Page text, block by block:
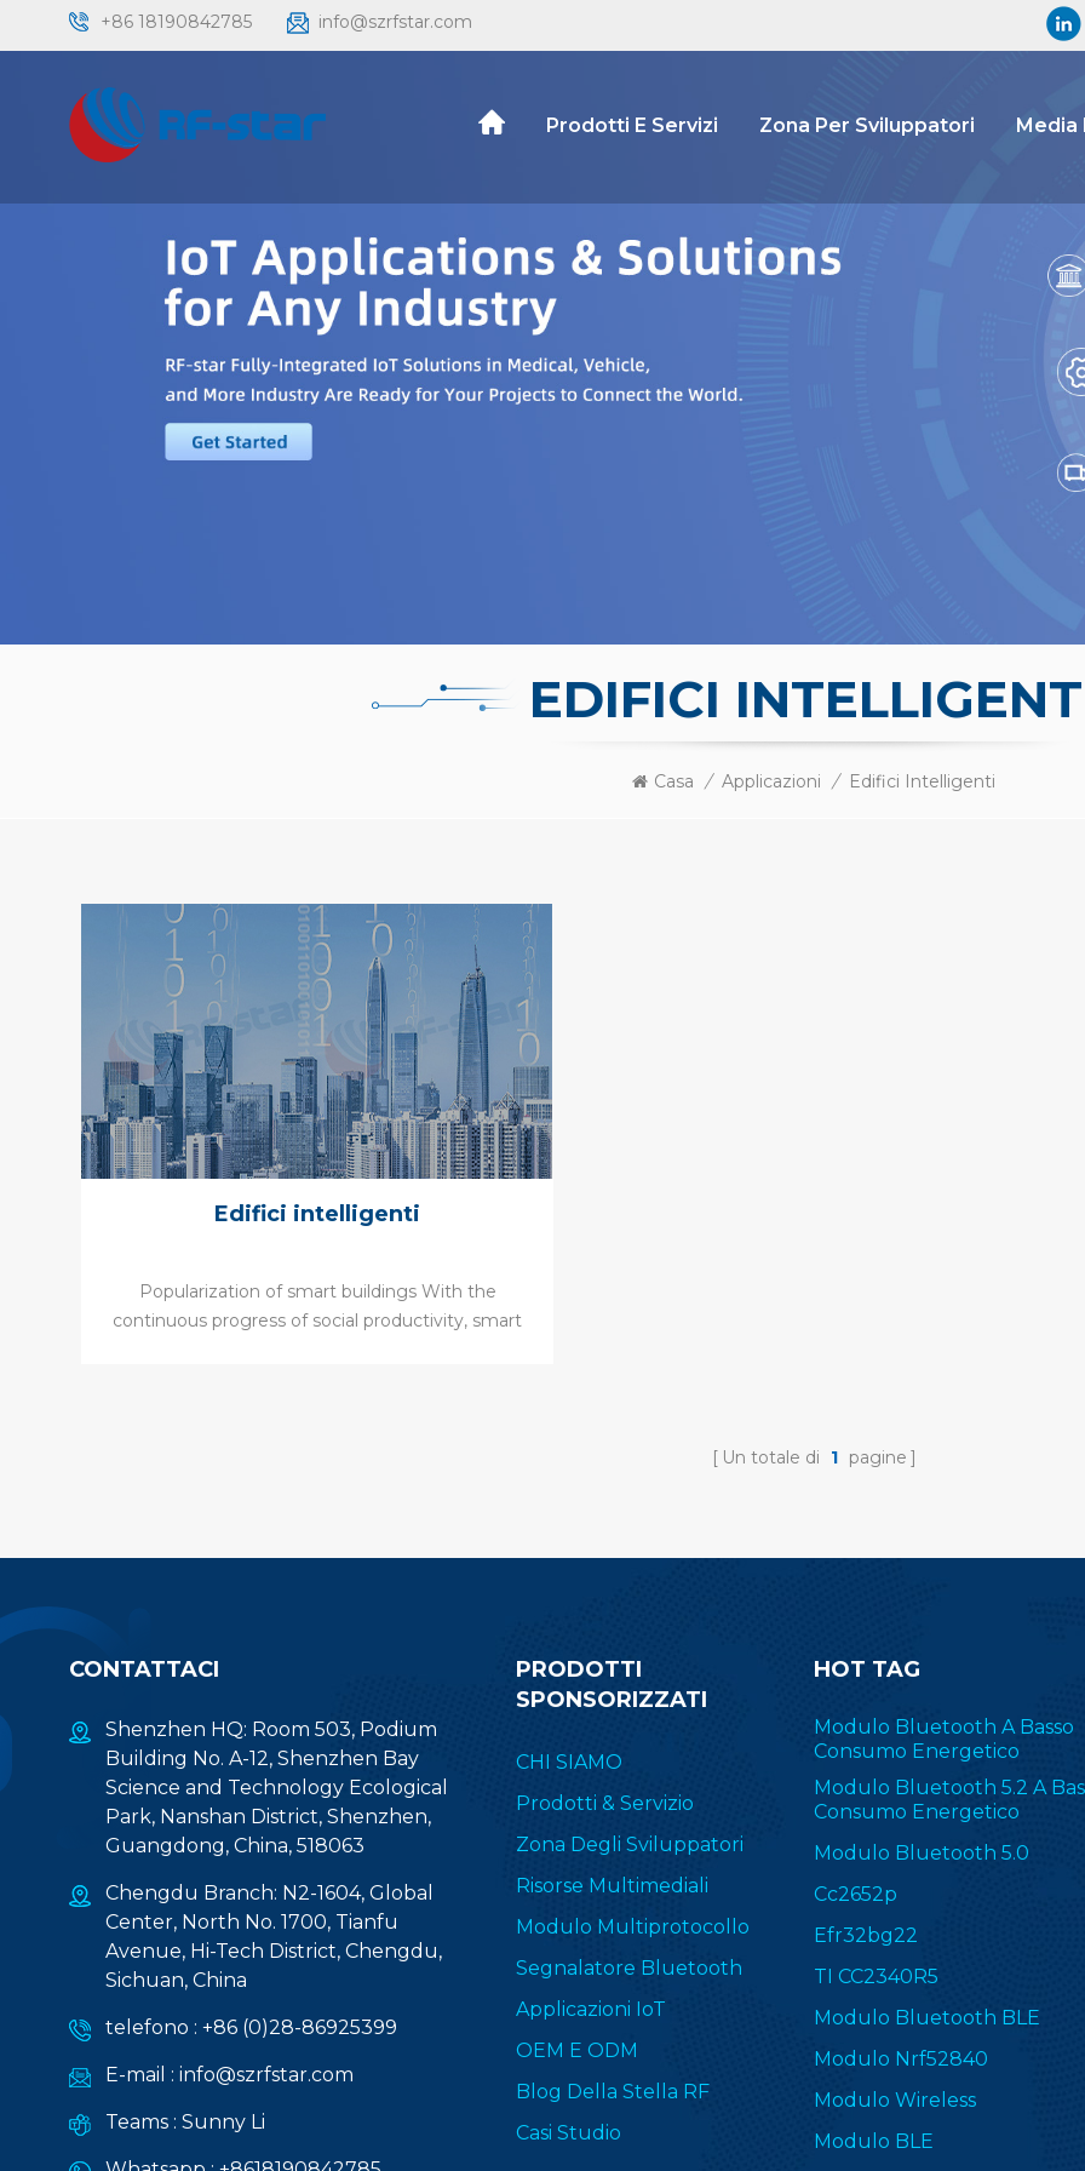
+86 18190842785 info@szrfstar.com
Prodotti E Servizi Zona Per Sviluppatori Media
EDIFICI
Casa / Applicazioni / Edifici Intelligenti
Edifici intelligenti
Popularization of smart buildings With the
continuous progress of social productivity, smart
functional environment. Intelligent building is the
internationalization. Intelligent building is mainly
composed of building automation system (BAS),
communication automation system (CAS), office
automation system (OAS), fire automation system
(FAS) and security automation system (SAS). Nella
divulgazione di edifici intelligenti, l'informatica, il
controllo, i sensori, l'automazione, la
comunicazione, l'informazione e altre tecnologie
sono ampiamente utilizzate. La soluzione di
comunicazione wireless personalizzata di RF-star
ottimizza la struttura, il sistema, il servizio e la
gestione dell'edificio in base alle esigenze degli
utenti in un modello digitale e fornisce ai clienti
soluzioni sicure, efficienti, convenienti e a risparmio
energetico. Sistema di automazione antincendio Il
cinque sistemi di edificio intelligente. Basato
sull'allarme antincendio automatico, il sistema di
Un totale di 1 pagine
CONTATTACI
Shenzhen HQ: Room 503, Podium
Building No. A-12, Shenzhen Bay
Science and Technology Ecological
Park, Nanshan District, Shenzhen,
Guangdong, China, 518063
Chengdu Branch: N2-1604, Global
Center, North No. 1700, Tianfu
Avenue, Hi-Tech District, Chengdu,
Sichuan, China
telefono : +86 (0)28-86925399
E-mail : info@szrfstar.com
Teams : Sunny Li
PRODOTTI
SPONSORIZZATI
CHI SIAMO
Prodotti & Servizio
Zona Degli Sviluppatori
Risorse Multimediali
Modulo Multiprotocollo
Segnalatore Bluetooth
Applicazioni IoT
OEM E ODM
Blog Della Stella RF
Casi Studio
HOT TAG
Modulo Bluetooth A Basso
Consumo Energetico
Modulo Bluetooth 5.2 A
Consumo Energetico
Modulo Bluetooth 5.0
Cc2652p
Efr32bg22
TI CC2340R5
Modulo Bluetooth BLE
Modulo Nrf52840
Modulo Wireless
Modulo BLE